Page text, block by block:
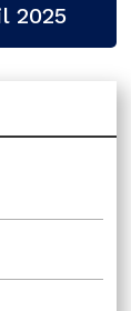
2025